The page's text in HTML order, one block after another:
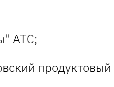
АТС;
продуктовый